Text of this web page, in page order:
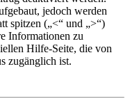
jedoch werden
spitzen („<“ und „>“)
Informationen zu
Hilfe-Seite, die von
zugänglich ist.